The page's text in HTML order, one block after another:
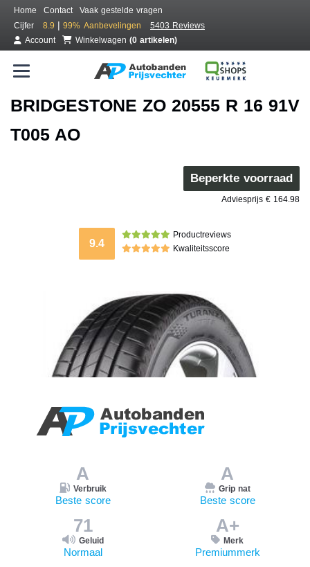
Home Contact
Vaak gestelde vragen
Cijfer
8.9 | 99% Aanbevelingen
5403 Reviews
Account
Winkelwagen (0 artikelen)
BRIDGESTONE ZO 20555 R 16 91V
T005 AO
Beperkte voorraad
Adviesprijs € 164.98
9.4
Productreviews
Kwaliteitsscore
A
Verbruik
Beste score
A
Grip nat
Beste score
71
Geluid
Normaal
A+
Merk
Premiummerk